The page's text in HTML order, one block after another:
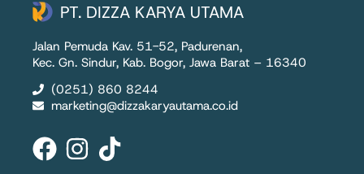
PT. DIZZA KARYA UTAMA
Jalan Pemuda Kav. 51-52, Padurenan,
Kec. Gn. Sindur, Kab. Bogor, Jawa Barat – 16340
(0251) 860 8244
marketing@dizzakaryautama.co.id